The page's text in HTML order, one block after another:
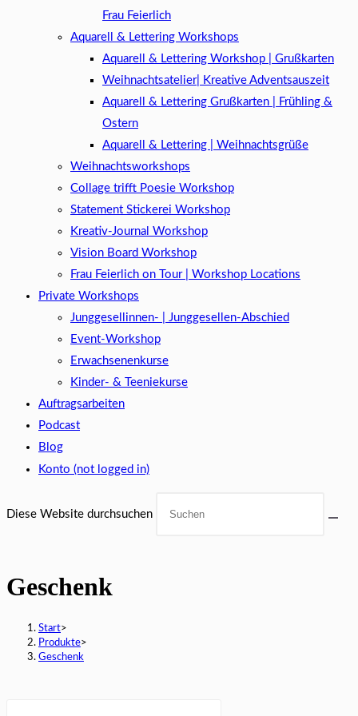
Frau Feierlich
Aquarell & Lettering Workshops
Aquarell & Lettering Workshop | Grußkarten
Weihnachtsatelier| Kreative Adventsauszeit
Aquarell & Lettering Grußkarten | Frühling &
Ostern
Aquarell & Lettering | Weihnachtsgrüße​
Weihnachtsworkshops
Collage trifft Poesie Workshop
Statement Stickerei Workshop
Kreativ-Journal Workshop
Vision Board Workshop
Frau Feierlich on Tour | Workshop Locations
Private Workshops
Junggesellinnen- | Junggesellen-Abschied
Event-Workshop
Erwachsenenkurse
Kinder- & Teeniekurse
Auftragsarbeiten
Podcast
Blog
Konto (not logged in)
Diese Website durchsuchen
Geschenk
Start>
Produkte>
Geschenk